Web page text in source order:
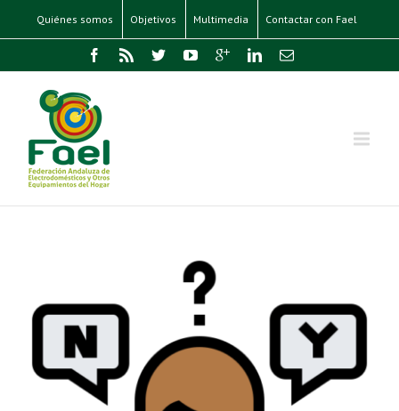
Quiénes somos Objetivos Multimedia Contactar con Fael